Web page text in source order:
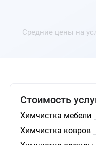
Средние цены на
Стоимость
Химчистка мебели
Химчистка ковров